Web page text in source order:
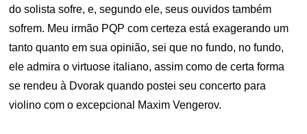
do solista sofre, e, segundo ele, seus ouvidos também
sofrem. Meu irmão PQP com certeza está exagerando um
tanto quanto em sua opinião, sei que no fundo, no fundo,
ele admira o virtuose italiano, assim como de certa forma
se rendeu à Dvorak quando postei seu concerto para
violino com o excepcional Maxim Vengerov.